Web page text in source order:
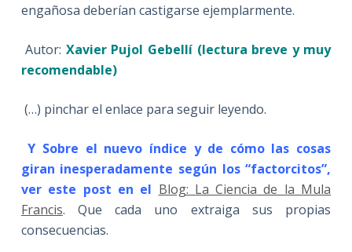
engañosa deberían castigarse ejemplarmente.
Autor: Xavier Pujol Gebellí (lectura breve y muy
recomendable)
(…) pinchar el enlace para seguir leyendo.
Y Sobre el nuevo índice y de cómo las cosas
giran inesperadamente según los “factorcitos”,
ver este post en el Blog: La Ciencia de la Mula
Francis. Que cada uno extraiga sus propias
consecuencias.